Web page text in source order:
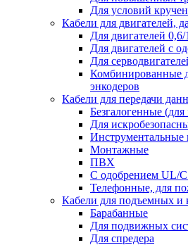
Для условий
Кабели для двигателей,
Для двигателей
Для двигателей с
Для
Комбинированные
энкодеров
Кабели для передачи
Безгалогенные
Для
Инструментальные
Монтажные
ПВХ
С одобрением UL/
Телефонные, для
Кабели для подъемных и
Барабанные
Для подвижных
Для спредера